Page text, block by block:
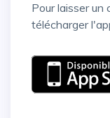
Pour laisser un commentaire, n'hésitez pas à
télécharger